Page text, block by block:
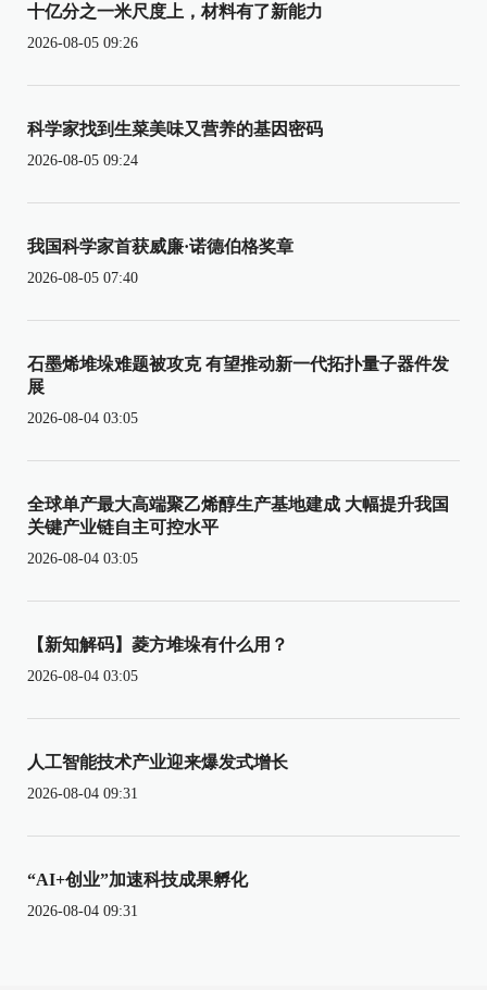
十亿分之一米尺度上，材料有了新能力
2026-08-05 09:26
科学家找到生菜美味又营养的基因密码
2026-08-05 09:24
我国科学家首获威廉·诺德伯格奖章
2026-08-05 07:40
石墨烯堆垛难题被攻克 有望推动新一代拓扑量子器件发
展
2026-08-04 03:05
全球单产最大高端聚乙烯醇生产基地建成 大幅提升我国
关键产业链自主可控水平
2026-08-04 03:05
【新知解码】菱方堆垛有什么用？
2026-08-04 03:05
人工智能技术产业迎来爆发式增长
2026-08-04 09:31
“AI+创业”加速科技成果孵化
2026-08-04 09:31